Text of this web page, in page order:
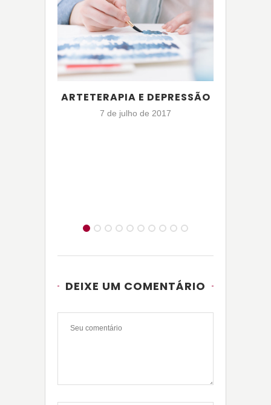
ARTETERAPIA E DEPRESSÃO
7 de julho de 2017
DEIXE UM COMENTÁRIO